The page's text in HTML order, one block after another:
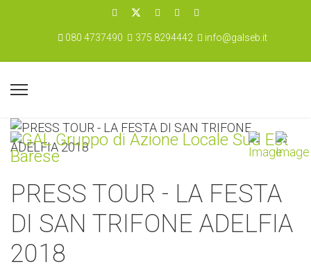
080 4737490 375 8294442 info@galseb.it
PRESS TOUR - LA FESTA
DI SAN TRIFONE ADELFIA
2018